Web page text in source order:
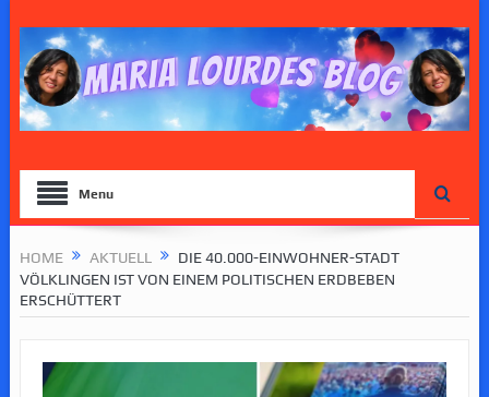
Menu
HOME AKTUELL
DIE 40.000-EINWOHNER-STADT
VÖLKLINGEN IST VON EINEM POLITISCHEN ERDBEBEN
ERSCHÜTTERT